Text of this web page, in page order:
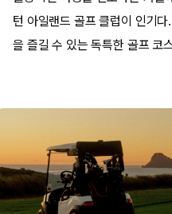
턴 아일랜드 골프 클럽이 인기
을 즐길 수 있는 독특한 골프 코